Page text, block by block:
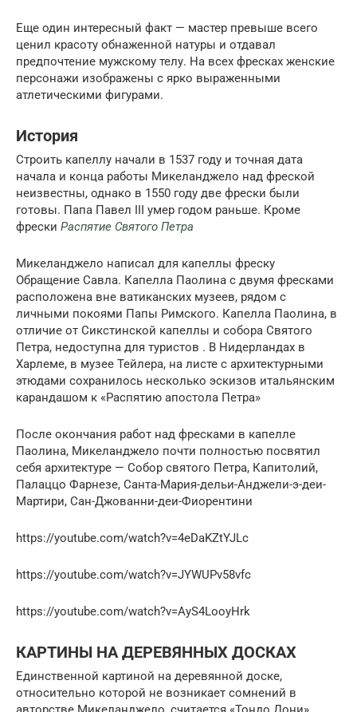
Еще один интересный факт — мастер превыше всего
ценил красоту обнаженной натуры и отдавал
предпочтение мужскому телу. На всех фресках женские
персонажи изображены с ярко выраженными
атлетическими фигурами.
История
Строить капеллу начали в 1537 году и точная дата
начала и конца работы Микеланджело над фреской
неизвестны, однако в 1550 году две фрески были
готовы. Папа Павел III умер годом раньше. Кроме
фрески Распятие Святого Петра
Микеланджело написал для капеллы фреску
Обращение Савла. Капелла Паолина с двумя фресками
расположена вне ватиканских музеев, рядом с
личными покоями Папы Римского. Капелла Паолина, в
отличие от Сикстинской капеллы и собора Святого
Петра, недоступна для туристов . В Нидерландах в
Харлеме, в музее Тейлера, на листе с архитектурными
этюдами сохранилось несколько эскизов итальянским
карандашом к «Распятию апостола Петра»
После окончания работ над фресками в капелле
Паолина, Микеланджело почти полностью посвятил
себя архитектуре — Собор святого Петра, Капитолий,
Палаццо Фарнезе, Санта-Мария-дельи-Анджели-э-деи-
Мартири, Сан-Джованни-деи-Фиорентини
https://youtube.com/watch?v=4eDaKZtYJLc
https://youtube.com/watch?v=JYWUPv58vfc
https://youtube.com/watch?v=AyS4LooyHrk
КАРТИНЫ НА ДЕРЕВЯННЫХ ДОСКАХ
Единственной картиной на деревянной доске,
относительно которой не возникает сомнений в